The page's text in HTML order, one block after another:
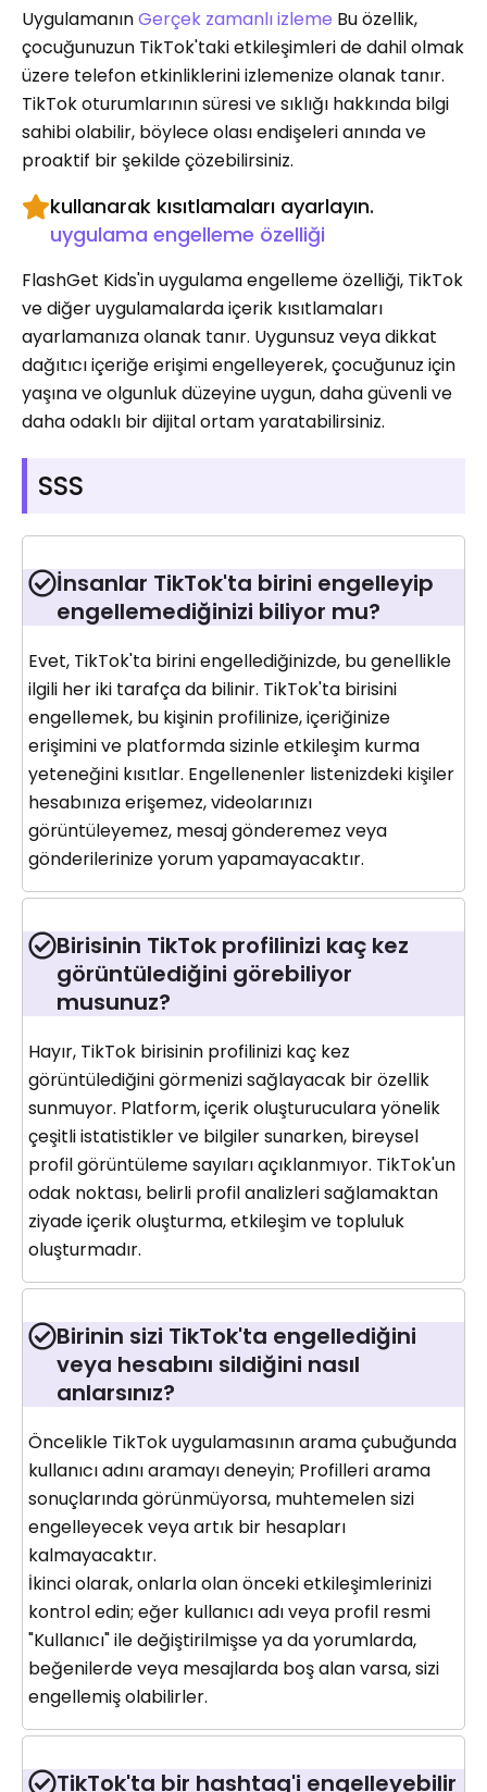
UygulamanınGerçek zamanlı izleme Bu özellik,
çocuğunuzun TikTok'taki etkileşimleri de dahil olmak
üzere telefon etkinliklerini izlemenize olanak tanır.
TikTok oturumlarının süresi ve sıklığı hakkında bilgi
sahibi olabilir, böylece olası endişeleri anında ve
proaktif bir şekilde çözebilirsiniz.
kullanarak kısıtlamaları ayarlayın.
uygulama engelleme özelliği
FlashGet Kids'in uygulama engelleme özelliği, TikTok
ve diğer uygulamalarda içerik kısıtlamaları
ayarlamanıza olanak tanır. Uygunsuz veya dikkat
dağıtıcı içeriğe erişimi engelleyerek, çocuğunuz için
yaşına ve olgunluk düzeyine uygun, daha güvenli ve
daha odaklı bir dijital ortam yaratabilirsiniz.
SSS
İnsanlar TikTok'ta birini engelleyip
engellemediğinizi biliyor mu?
Evet, TikTok'ta birini engellediğinizde, bu genellikle
ilgili her iki tarafça da bilinir. TikTok'ta birisini
engellemek, bu kişinin profilinize, içeriğinize
erişimini ve platformda sizinle etkileşim kurma
yeteneğini kısıtlar. Engellenenler listenizdeki kişiler
hesabınıza erişemez, videolarınızı
görüntüleyemez, mesaj gönderemez veya
gönderilerinize yorum yapamayacaktır.
Birisinin TikTok profilinizi kaç kez
görüntülediğini görebiliyor
musunuz?
Hayır, TikTok birisinin profilinizi kaç kez
görüntülediğini görmenizi sağlayacak bir özellik
sunmuyor. Platform, içerik oluşturuculara yönelik
çeşitli istatistikler ve bilgiler sunarken, bireysel
profil görüntüleme sayıları açıklanmıyor. TikTok'un
odak noktası, belirli profil analizleri sağlamaktan
ziyade içerik oluşturma, etkileşim ve topluluk
oluşturmadır.
Birinin sizi TikTok'ta engellediğini
veya hesabını sildiğini nasıl
anlarsınız?
Öncelikle TikTok uygulamasının arama çubuğunda
kullanıcı adını aramayı deneyin; Profilleri arama
sonuçlarında görünmüyorsa, muhtemelen sizi
engelleyecek veya artık bir hesapları
kalmayacaktır.
İkinci olarak, onlarla olan önceki etkileşimlerinizi
kontrol edin; eğer kullanıcı adı veya profil resmi
"Kullanıcı" ile değiştirilmişse ya da yorumlarda,
beğenilerde veya mesajlarda boş alan varsa, sizi
engellemiş olabilirler.
TikTok'ta bir hashtag'i engelleyebilir